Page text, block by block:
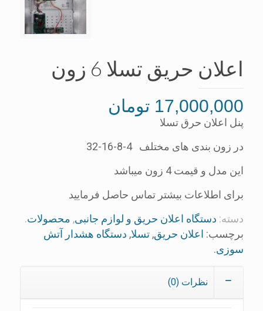
اعلان حریق تسلا 6 زون
17,000,000 تومان
پنل اعلان حرق تسلا
در زون بندی های مختلف 4-8-16-32
این مدل و قیمت 4 زون میباشد
برای اطلاعات بیشتر تماس حاصل فرمایید
دسته: دستگاه اعلان حريق و لوازم جانبی, محصولات.
برچسب: اعلان حریق,تسلا, دستگاه هشدار آتش
سوزی.
نظرات (0)